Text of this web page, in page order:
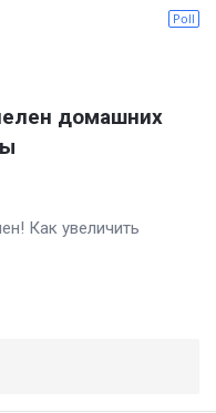
Poll
домашних
увеличить